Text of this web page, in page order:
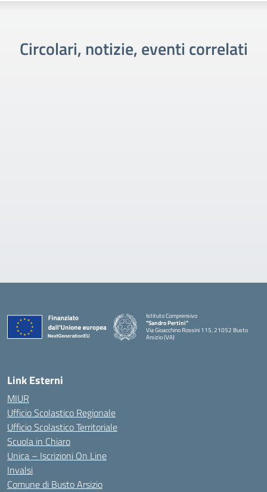
Circolari, notizie, eventi correlati
Istituto Comprensivo
"Sandro Pertini"
Via Gioacchino Rossini 115, 21052 Busto
Arsizio (VA)
Link Esterni
MIUR
Ufficio Scolastico Regionale
Ufficio Scolastico Territoriale
Scuola in Chiaro
Unica – Iscrizioni On Line
Invalsi
Comune di Busto Arsizio